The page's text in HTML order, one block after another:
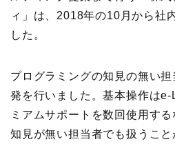
ィ」は、2018年の10月から社
した。
プログラミングの知見の無い
発を行いました。基本操作は
ミアムサポートを数回使用す
知見が無い担当者でも扱うこと